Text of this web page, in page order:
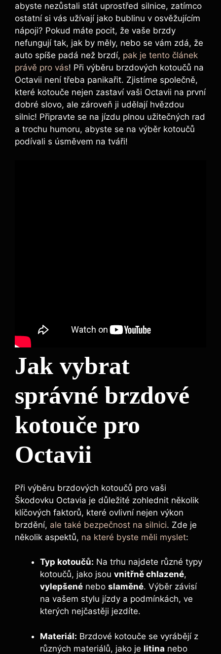
abyste nezůstali stát uprostřed silnice, zatímco
ostatní si vás užívají jako bublinu v osvěžujícím
nápoji? Pokud máte pocit, že vaše brzdy
nefungují tak, jak by měly, nebo se vám zdá, že
auto spíše padá než brzdí, pak je tento článek
právě pro vás! Při výběru brzdových kotoučů na
Octavii není třeba panikařit. Zjistíme společně,
které kotouče nejen zastaví vaši Octavii na první
dobré slovo, ale zároveň ji udělají hvězdou
silnic! Připravte se na jízdu plnou užitečných rad
a trochu humoru, abyste se na výběr kotoučů
podívali s úsměvem na tváři!
Jak vybrat
správné brzdové
kotouče pro
Octavii
Při výběru brzdových kotoučů pro vaši
Škodovku Octavia je důležité zohlednit několik
klíčových faktorů, které ovlivní nejen výkon
brzdění, ale také bezpečnost na silnici. Zde je
několik aspektů, na které byste měli myslet:
Typ kotoučů: Na trhu najdete různé typy
kotoučů, jako jsou vnitřně chlazené,
vylepšené nebo slaměné. Výběr závisí
na vašem stylu jízdy a podmínkách, ve
kterých nejčastěji jezdíte.
Materiál: Brzdové kotouče se vyrábějí z
různých materiálů, jako je litina nebo